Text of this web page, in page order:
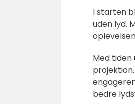
I starten
uden lyd.
Med tiden
bedre